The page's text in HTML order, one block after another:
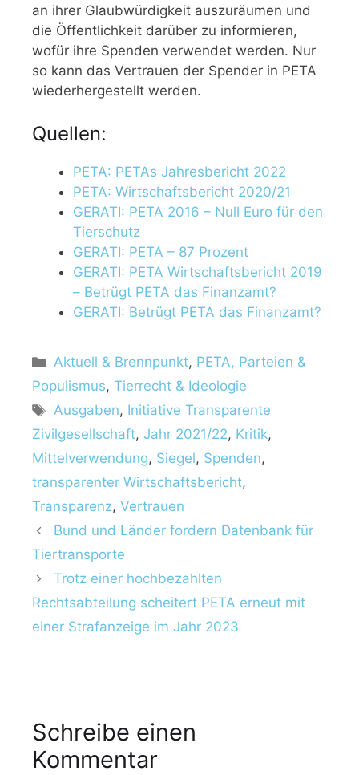
an ihrer Glaubwürdigkeit auszuräumen und
die Öffentlichkeit darüber zu informieren,
wofür ihre Spenden verwendet werden. Nur
so kann das Vertrauen der Spender in PETA
wiederhergestellt werden.
Quellen:
PETA: PETAs Jahresbericht 2022
PETA: Wirtschaftsbericht 2020/21
GERATI: PETA 2016 – Null Euro für den
Tierschutz
GERATI: PETA – 87 Prozent
GERATI: PETA Wirtschaftsbericht 2019
– Betrügt PETA das Finanzamt?
GERATI: Betrügt PETA das Finanzamt?
Aktuell & Brennpunkt, PETA, Parteien &
Populismus, Tierrecht & Ideologie
Ausgaben, Initiative Transparente
Zivilgesellschaft, Jahr 2021/22, Kritik,
Mittelverwendung, Siegel, Spenden,
transparenter Wirtschaftsbericht,
Transparenz, Vertrauen
Bund und Länder fordern Datenbank für
Tiertransporte
Trotz einer hochbezahlten
Rechtsabteilung scheitert PETA erneut mit
einer Strafanzeige im Jahr 2023
Schreibe einen
Kommentar